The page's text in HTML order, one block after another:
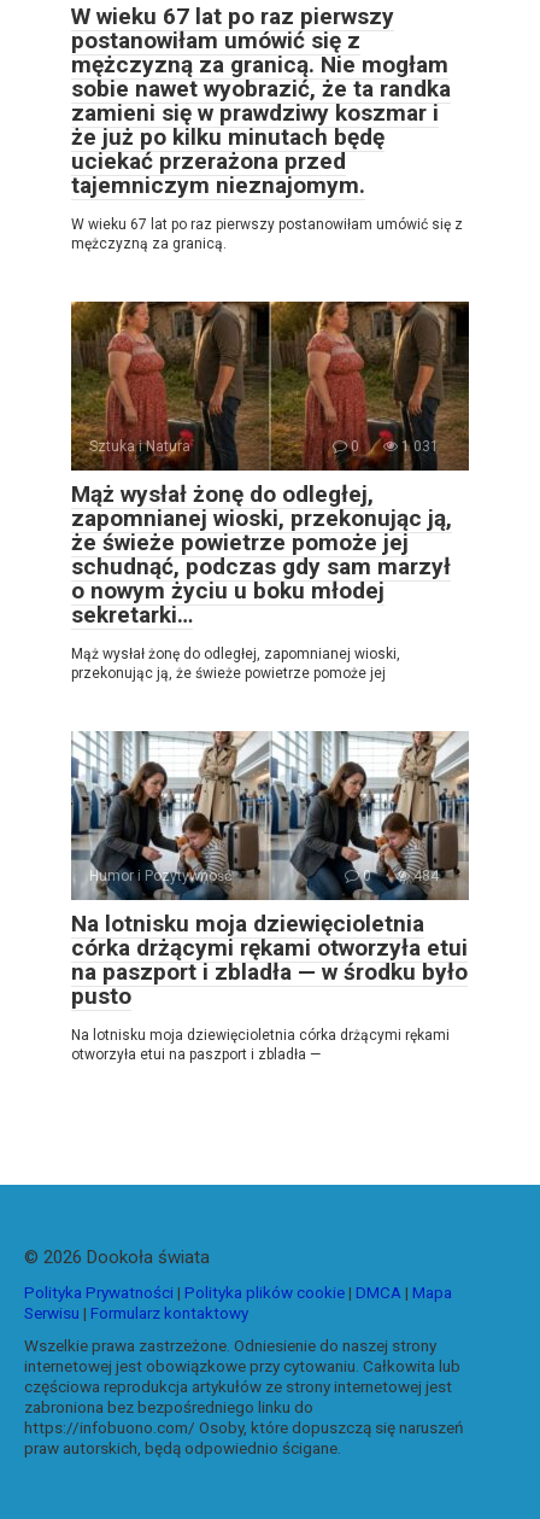
W wieku 67 lat po raz pierwszy
postanowiłam umówić się z
mężczyzną za granicą. Nie mogłam
sobie nawet wyobrazić, że ta randka
zamieni się w prawdziwy koszmar i
że już po kilku minutach będę
uciekać przerażona przed
tajemniczym nieznajomym.
W wieku 67 lat po raz pierwszy postanowiłam umówić się z
mężczyzną za granicą.
Sztuka i Natura 0 1 031
Mąż wysłał żonę do odległej,
zapomnianej wioski, przekonując ją,
że świeże powietrze pomoże jej
schudnąć, podczas gdy sam marzył
o nowym życiu u boku młodej
sekretarki…
Mąż wysłał żonę do odległej, zapomnianej wioski,
przekonując ją, że świeże powietrze pomoże jej
Humor i Pozytywność 0 484
Na lotnisku moja dziewięcioletnia
córka drżącymi rękami otworzyła etui
na paszport i zbladła — w środku było
pusto
Na lotnisku moja dziewięcioletnia córka drżącymi rękami
otworzyła etui na paszport i zbladła —
© 2026 Dookoła świata
Polityka Prywatności | Polityka plików cookie| DMCA | Mapa
Serwisu | Formularz kontaktowy
Wszelkie prawa zastrzeżone. Odniesienie do naszej strony
internetowej jest obowiązkowe przy cytowaniu. Całkowita lub
częściowa reprodukcja artykułów ze strony internetowej jest
zabroniona bez bezpośredniego linku do
https://infobuono.com/ Osoby, które dopuszczą się naruszeń
praw autorskich, będą odpowiednio ścigane.